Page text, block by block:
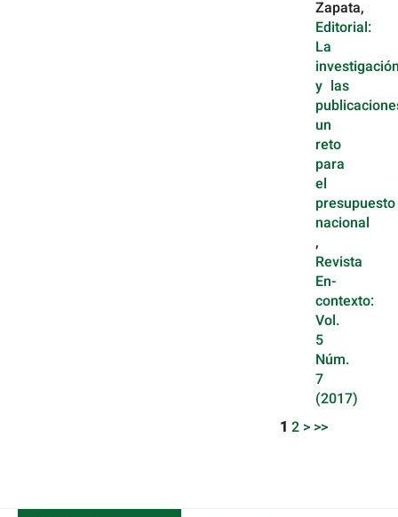
Zapata,
Editorial:
La
y las
un
reto
para
el
presupuesto
nacional
,
Revista
En-
contexto:
Vol.
5
Núm.
7
(2017)
1 2 > >>